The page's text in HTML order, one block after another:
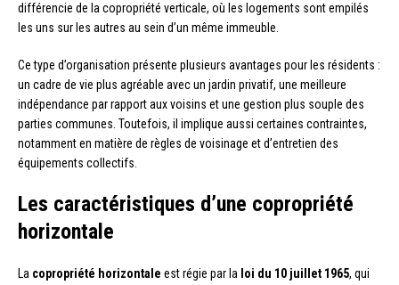
différencie de la copropriété verticale, où les logements sont empilés
les uns sur les autres au sein d’un même immeuble.
Ce type d’organisation présente plusieurs avantages pour les résidents :
un cadre de vie plus agréable avec un jardin privatif, une meilleure
indépendance par rapport aux voisins et une gestion plus souple des
parties communes. Toutefois, il implique aussi certaines contraintes,
notamment en matière de règles de voisinage et d’entretien des
équipements collectifs.
Les caractéristiques d’une copropriété
horizontale
La copropriété horizontale est régie par la loi du 10 juillet 1965, qui